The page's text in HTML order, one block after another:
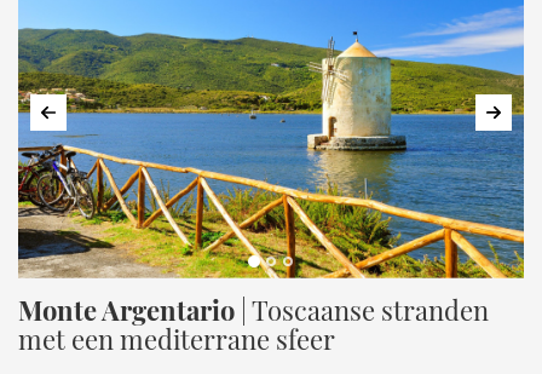
Vorige
Monte Argentario | Toscaanse stranden
met een mediterrane sfeer